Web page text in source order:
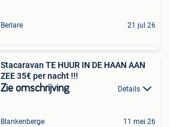
Berlare 21 jul 26
Stacaravan TE HUUR IN DE HAAN AAN
ZEE 35€ per nacht !!!
Zie omschrijving Details
Blankenberge 11 mei 26